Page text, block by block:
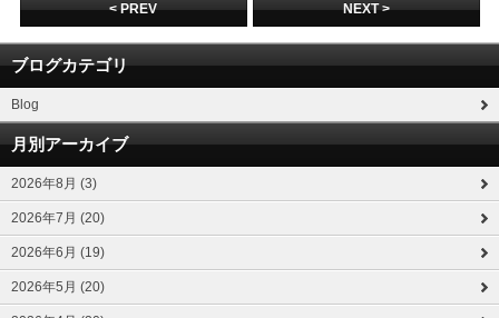
< PREV NEXT >
ブログカテゴリ
Blog
月別アーカイブ
2026年8月 (3)
2026年7月 (20)
2026年6月 (19)
2026年5月 (20)